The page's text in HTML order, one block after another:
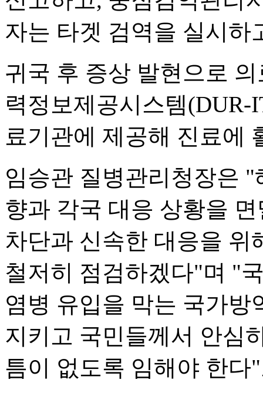
자는 타겟 검역을 실시하
귀국 후 증상 발현으로
력정보제공시스템(DUR-
료기관에 제공해 진료에
임승관 질병관리청장은
향과 각국 대응 상황을
차단과 신속한 대응을 위
철저히 점검하겠다"며 "
염병 유입을 막는 국가방
지키고 국민들께서 안심
틈이 없도록 임해야 한다